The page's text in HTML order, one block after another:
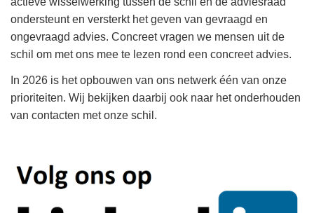
ondersteunt en versterkt het geven van gevraagd en
ongevraagd advies. Concreet vragen we mensen uit de
schil om met ons mee te lezen rond een concreet advies.
In 2026 is het opbouwen van ons netwerk één van onze
prioriteiten. Wij bekijken daarbij ook naar het onderhouden
van contacten met onze schil.